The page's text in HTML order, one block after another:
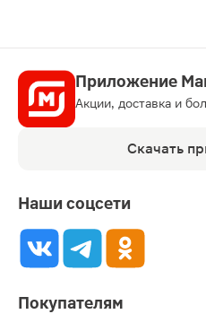
Приложение
Акции, доставка и
Скачать
Наши соцсети
Покупателям